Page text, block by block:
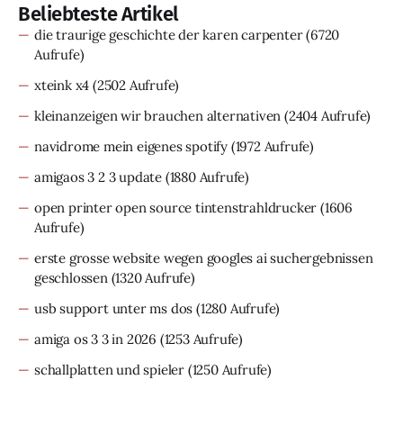
Beliebteste Artikel
die traurige geschichte der karen carpenter(6720
Aufrufe)
xteink x4 (2502 Aufrufe)
kleinanzeigen wir brauchen alternativen (2404 Aufrufe)
navidrome mein eigenes spotify (1972 Aufrufe)
amigaos 3 2 3 update (1880 Aufrufe)
open printer open source tintenstrahldrucker (1606
Aufrufe)
erste grosse website wegen googles ai suchergebnissen
geschlossen (1320 Aufrufe)
usb support unter ms dos (1280 Aufrufe)
amiga os 3 3 in 2026 (1253 Aufrufe)
schallplatten und spieler (1250 Aufrufe)